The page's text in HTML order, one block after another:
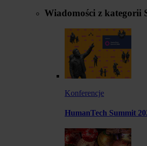
Wiadomości z kategorii
Konferencje
HumanTech Summit